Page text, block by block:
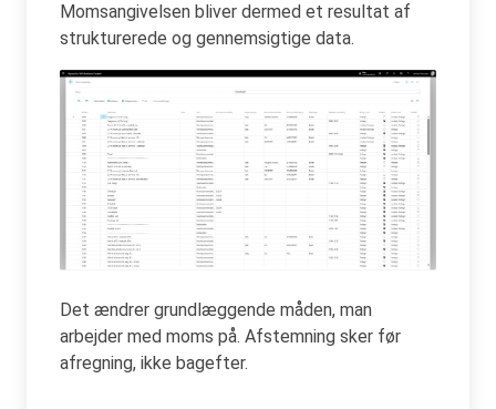
Momsangivelsen bliver dermed et resultat af
strukturerede og gennemsigtige data.
Det ændrer grundlæggende måden, man
arbejder med moms på. Afstemning sker før
afregning, ikke bagefter.